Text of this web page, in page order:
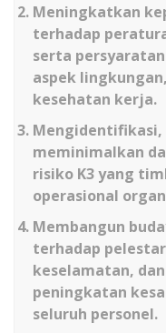
Meningkatkan
terhadap
serta
aspek
kesehatan kerja.
Mengidentifikasi,
meminimalkan
risiko K3 yang
operasional
Membangun
terhadap
keselamatan,
peningkatan
seluruh personel.